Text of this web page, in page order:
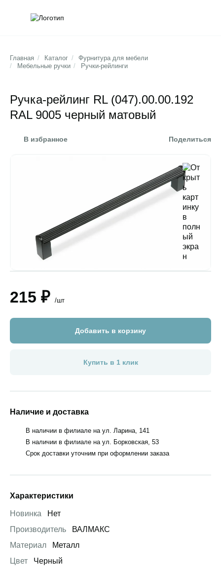
Главная / Каталог /
Фурнитура для мебели
/
Мебельные ручки / Ручки-рейлинги
Ручка-рейлинг RL (047).00.00.192
RAL 9005 черный матовый
В избранное Поделиться
215 ₽ /шт
Добавить в корзину
Купить в 1 клик
Наличие и доставка
В наличии в филиале на ул. Ларина, 141
В наличии в филиале на ул. Борковская, 53
Срок доставки уточним при оформлении заказа
Характеристики
Новинка
Нет
Производитель
ВАЛМАКС
Материал
Металл
Цвет
Черный